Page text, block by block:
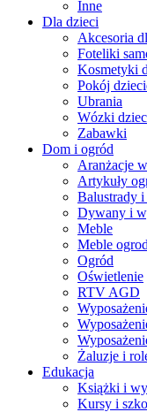
Inne
Dla dzieci
Akcesoria
Foteliki
Kosmetyki
Pokój
Ubrania
Wózki
Zabawki
Dom i ogród
Aranżacje
Artykuły
Balustrady i
Dywany i
Meble
Meble
Ogród
Oświetlenie
RTV AGD
Żaluzje i
Edukacja
Książki i
Kursy i